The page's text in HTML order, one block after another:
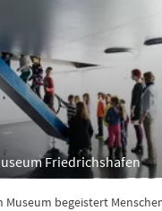
Friedrichshafen
Museum begeistert